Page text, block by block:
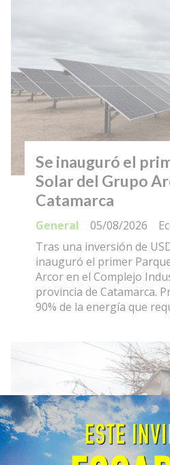
Se inauguró el
Solar del Grupo
Catamarca
General
05/08/2026
Tras una inversión de
inauguró el primer
Arcor en el Complejo
provincia de Catamarca.
90% de la energía que